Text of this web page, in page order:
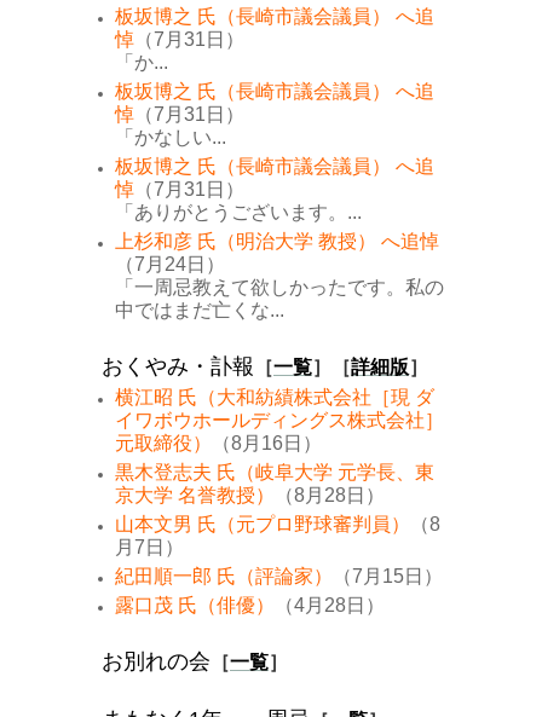
板坂博之 氏（長崎市議会議員） へ追
悼 （7月31日）
「か...
板坂博之 氏（長崎市議会議員） へ追
悼 （7月31日）
「かなしい...
板坂博之 氏（長崎市議会議員） へ追
悼 （7月31日）
「ありがとうございます。...
上杉和彦 氏（明治大学 教授） へ追悼
（7月24日）
「一周忌教えて欲しかったです。私の
中ではまだ亡くな...
おくやみ・訃報 ［一覧］［詳細版］
横江昭 氏（大和紡績株式会社［現 ダ
イワボウホールディングス株式会社］
元取締役）
（8月16日）
黒木登志夫 氏（岐阜大学 元学長、東
京大学 名誉教授）
（8月28日）
山本文男 氏（元プロ野球審判員）
（8
月7日）
紀田順一郎 氏（評論家）
（7月15日）
露口茂 氏（俳優）
（4月28日）
お別れの会 ［一覧］